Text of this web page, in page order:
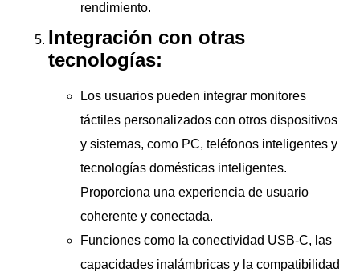
rendimiento.
Integración con otras
tecnologías:
Los usuarios pueden integrar monitores
táctiles personalizados con otros dispositivos
y sistemas, como PC, teléfonos inteligentes y
tecnologías domésticas inteligentes.
Proporciona una experiencia de usuario
coherente y conectada.
Funciones como la conectividad USB-C, las
capacidades inalámbricas y la compatibilidad